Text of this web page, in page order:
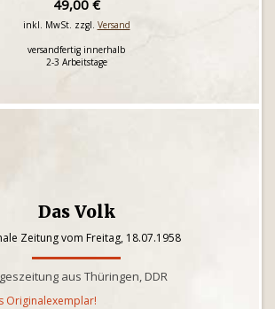
49,00 €
inkl. MwSt. zzgl. Versand
versandfertig innerhalb
2-3 Arbeitstage
Das Volk
Zeitung vom Freitag, 18.07.1958
aus Thüringen, DDR
Originalexemplar!